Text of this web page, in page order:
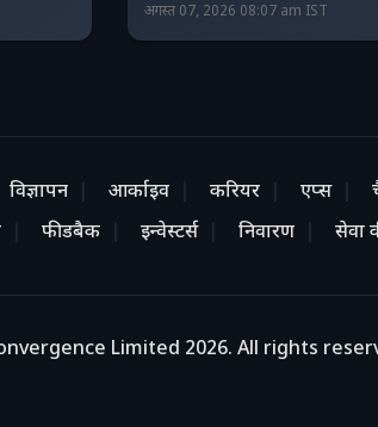
अगस्त 07, 2026 08:07 am IST
विज्ञापन आर्काइव करियर एप्स
फीडबैक इन्वेस्टर्स निवारण सेवा
Limited 2026. All rights